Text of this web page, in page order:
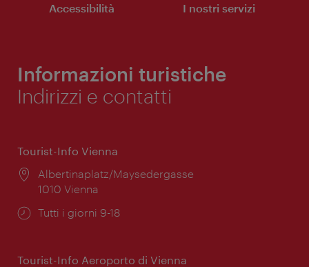
Accessibilità I nostri servizi
Informazioni turistiche
Indirizzi e contatti
Tourist-Info Vienna
Posizione:
Albertinaplatz/Maysedergasse
1010 Vienna
Orari
Tutti i giorni 9-18
Tourist-Info Aeroporto di Vienna